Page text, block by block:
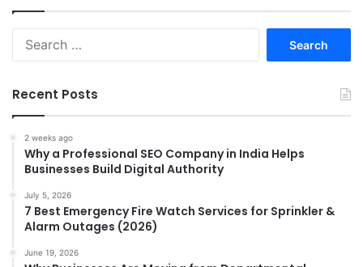
Recent Posts
2 weeks ago
Why a Professional SEO Company in India Helps
Businesses Build Digital Authority
July 5, 2026
7 Best Emergency Fire Watch Services for Sprinkler &
Alarm Outages (2026)
June 19, 2026